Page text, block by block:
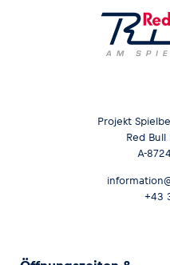
Projekt
Red Bull
A-
+43